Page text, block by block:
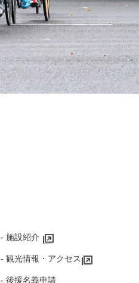
‐ 施設紹介
‐ 観光情報・アクセス
‐ 後援名義申請